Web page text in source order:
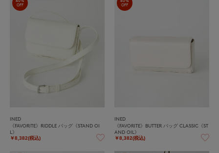
OFF
INED
《FAVORITE》RIDDLE バッグ《STAND OI
L》
￥8,382(税込)
OFF
INED
《FAVORITE》BUTTER バッグ CLASSIC《ST
AND OIL》
￥8,382(税込)